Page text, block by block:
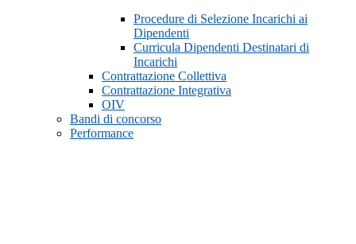
Procedure di Selezione Incarichi ai
Dipendenti
Curricula Dipendenti Destinatari di
Incarichi
Contrattazione Collettiva
Contrattazione Integrativa
OIV
Bandi di concorso
Performance